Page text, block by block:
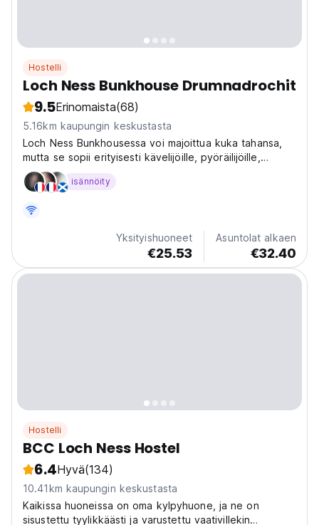
Hostelli
Loch Ness Bunkhouse Drumnadrochit
9.5Erinomaista(68)
5.16km kaupungin keskustasta
Loch Ness Bunkhousessa voi majoittua kuka tahansa,
mutta se sopii erityisesti kävelijöille, pyöräilijöille,
ulkoilmaseikkailun ystäville ja perheille.
isännöity
Yksityishuoneet
€25.53
Asuntolat alkaen
€32.40
Hostelli
BCC Loch Ness Hostel
6.4Hyvä(134)
10.41km kaupungin keskustasta
Kaikissa huoneissa on oma kylpyhuone, ja ne on
sisustettu tyylikkäästi ja varustettu vaativillekin